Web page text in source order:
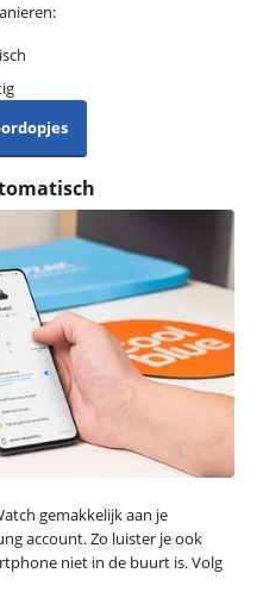
gemakkelijk aan je
account. Zo luister je ook
niet in de buurt is. Volg